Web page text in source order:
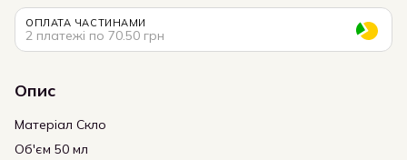
ОПЛАТА ЧАСТИНАМИ
2 платежі по 70.50 грн
Опис
Матеріал Скло
Об'єм 50 мл